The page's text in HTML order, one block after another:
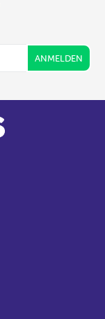
ANMELDEN